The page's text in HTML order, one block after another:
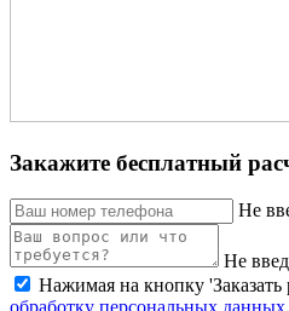
Закажите бесплатный
Не
Не
Нажимая на кнопку 'Заказать